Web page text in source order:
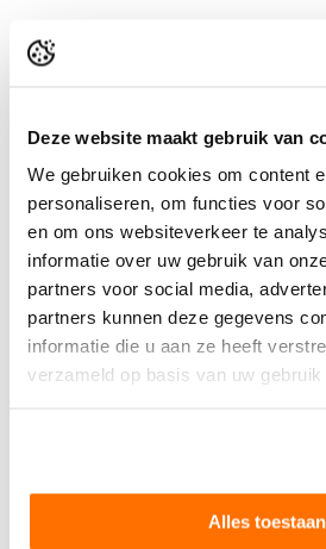
Deze website maakt gebruik van
We gebruiken cookies om content
personaliseren, om functies voor
en om ons websiteverkeer te
informatie over uw gebruik van
partners voor social media,
partners kunnen deze gegevens
informatie die u aan ze heeft
verzameld op basis van uw
Alles toestaan
Lire la description complète
Âge
Matériau
Marque
Dimensions LxlxH